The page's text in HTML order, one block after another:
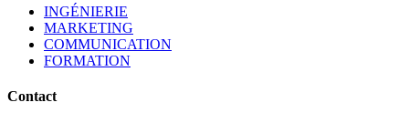
INGÉNIERIE
MARKETING
COMMUNICATION
FORMATION
Contact